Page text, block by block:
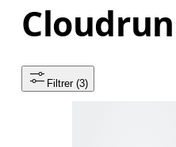
Filtrer (3)